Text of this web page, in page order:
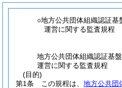
○地方公共団体組織認証
運営に関する監査規程
地方公共団体組織認証基
運営に関する監査規程
(目的)
第1条
この規程は、 地方公共団